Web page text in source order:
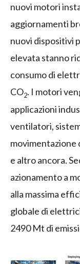
nuovi motori
aggiornamenti
nuovi dispositivi
elevata stanno
consumo di
CO2. I motori
applicazioni
ventilatori,
movimentazione
e altro ancora.
azionamento a
alla massima
globale di
2490 Mt di